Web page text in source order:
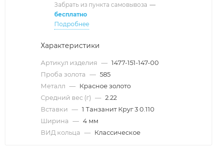
Забрать из пункта самовывоза —
бесплатно
Подробнее
Характеристики
Артикул изделия — 1477-151-147-00
Проба золота — 585
Металл — Красное золото
Средний вес (г) — 2.22
Вставки — 1 Танзанит Круг 3 0.110
Ширина — 4 мм
ВИД кольца — Классическое